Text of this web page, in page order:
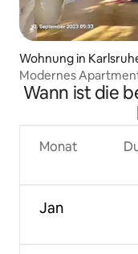
Wohnung in
Modernes
Wann ist die
Monat
Jan